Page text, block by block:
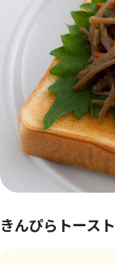
きんぴらトースト